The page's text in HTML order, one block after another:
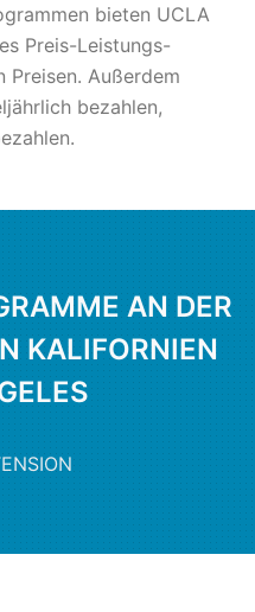
bieten UCLA
Preis-Leistungs-
Preisen. Außerdem
bezahlen,
AN DER
KALIFORNIEN